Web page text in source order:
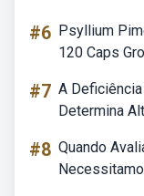
#6 Psyllium
120 Caps
#7 A
Determina
#8 Quando